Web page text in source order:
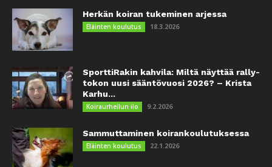
Herkän koiran tukeminen arjessa
Eläinten koulutus 18.3.2026
SporttiRakin kahvila: Miltä näyttää rally-
tokon uusi sääntövuosi 2026? – Krista
Karhu...
Koiraurheilun ilo 9.2.2026
Sammuttaminen koirankoulutuksessa
Eläinten koulutus 22.1.2026